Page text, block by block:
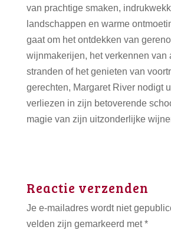
van prachtige smaken,
landschappen en warme
gaat om het ontdekken van
wijnmakerijen, het verkennen van
stranden of het genieten van
gerechten, Margaret River nodigt
verliezen in zijn betoverende
magie van zijn uitzonderlijke
Reactie verzenden
Je e-mailadres wordt niet
velden zijn gemarkeerd met*